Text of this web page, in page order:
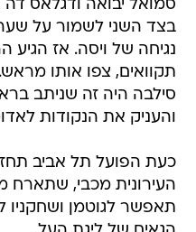
סמואל יבואה ודגלאס
בצד השני לשמור על שער
נגיחה של ויסה. אז הגיע
תקוואים, צפו אותו
סילבה היה זה שניתב
והעניק את הנקודות
כעת הפועל תל אביב
העירונית מכבי, שתארח
תאפשר לגוטמן ושחקניו